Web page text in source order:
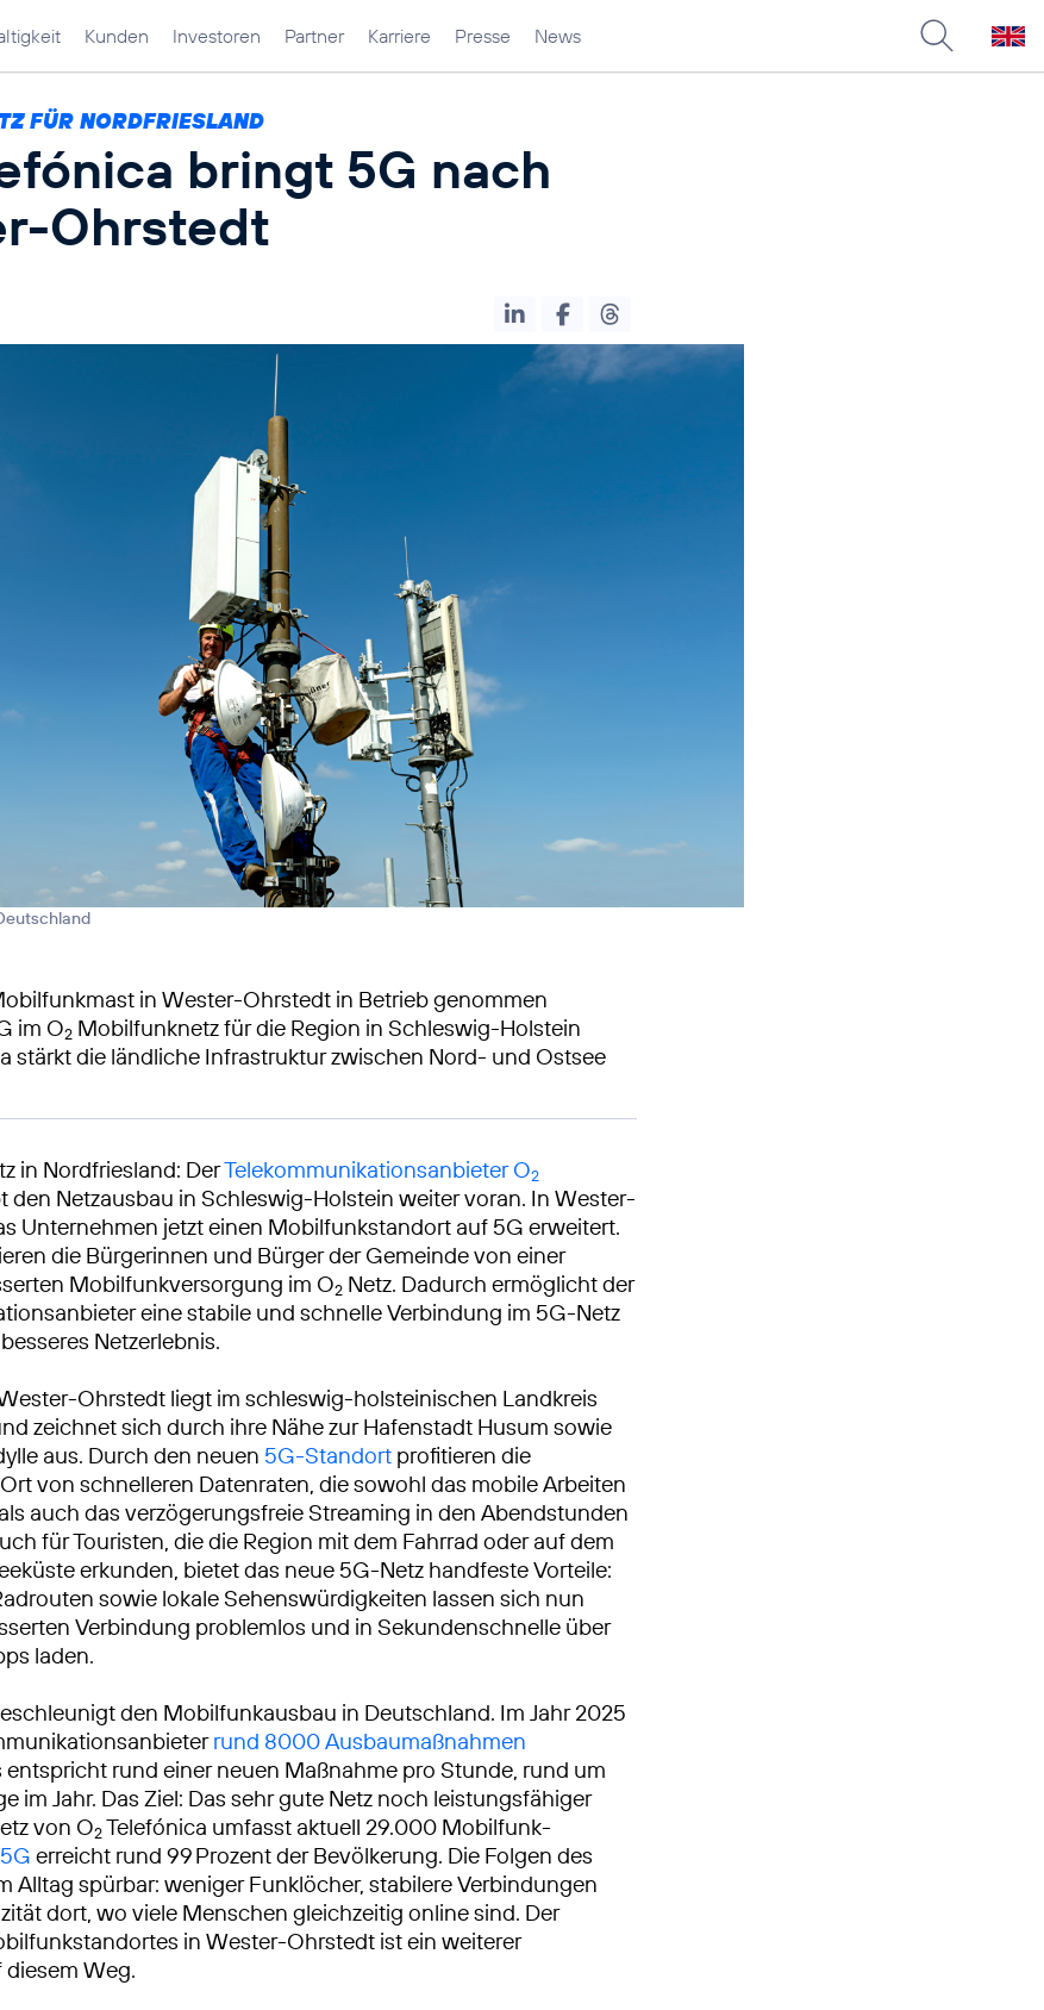
Kunden Investoren Partner Karriere Presse News
FÜR NORDFRIESLAND
bringt 5G nach
Ohrstedt
in Wester-Ohrstedt in Betrieb genommen
im O2 Mobilfunknetz für die Region in Schleswig-Holstein
stärkt die ländliche Infrastruktur zwischen Nord- und Ostsee
in Nordfriesland: DerTelekommunikationsanbieter O2
den Netzausbau in Schleswig-Holstein weiter voran. In Wester-
Unternehmen jetzt einen Mobilfunkstandort auf 5G erweitert.
die Bürgerinnen und Bürger der Gemeinde von einer
Mobilfunkversorgung im O2 Netz. Dadurch ermöglicht der
eine stabile und schnelle Verbindung im 5G-Netz
Netzerlebnis.
Ohrstedt liegt im schleswig-holsteinischen Landkreis
zeichnet sich durch ihre Nähe zur Hafenstadt Husum sowie
aus. Durch den neuen 5G-Standort profitieren die
von schnelleren Datenraten, die sowohl das mobile Arbeiten
auch das verzögerungsfreie Streaming in den Abendstunden
für Touristen, die die Region mit dem Fahrrad oder auf dem
erkunden, bietet das neue 5G-Netz handfeste Vorteile:
sowie lokale Sehenswürdigkeiten lassen sich nun
Verbindung problemlos und in Sekundenschnelle über
laden.
den Mobilfunkausbau in Deutschland. Im Jahr 2025
rund 8000 Ausbaumaßnahmen
entspricht rund einer neuen Maßnahme pro Stunde, rund um
im Jahr. Das Ziel: Das sehr gute Netz noch leistungsfähiger
von O2Telefónica umfasst aktuell 29.000 Mobilfunk­
5G erreicht rund 99 Prozent der Bevölkerung. Die Folgen des
Alltag spürbar: weniger Funklöcher, stabilere Verbindungen
dort, wo viele Menschen gleichzeitig online sind. Der
in Wester-Ohrstedt ist ein weiterer
Weg.